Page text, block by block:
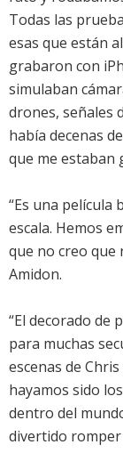
Todas las
esas que están
grabaron con
simulaban
drones, señales
había decenas
que me estaban
“Es una película
escala. Hemos
que no creo que
Amidon.
“El decorado de
para muchas
escenas de Chris
hayamos sido
dentro del
divertido romper